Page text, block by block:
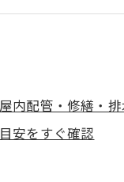
内配管・修繕・排
安をすぐ確認
しっかり把握